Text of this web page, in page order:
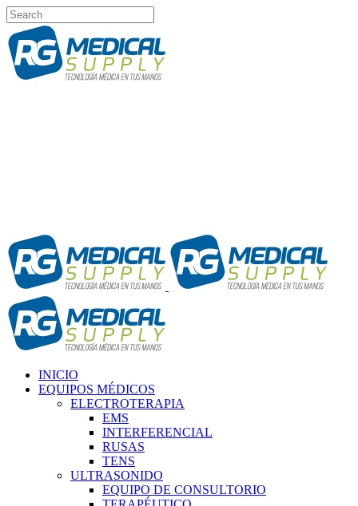
INICIO
EQUIPOS MÉDICOS
ELECTROTERAPIA
EMS
INTERFERENCIAL
RUSAS
TENS
ULTRASONIDO
EQUIPO DE CONSULTORIO